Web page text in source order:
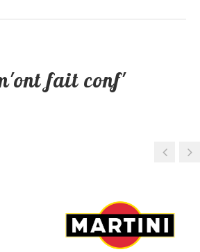
fait conf'